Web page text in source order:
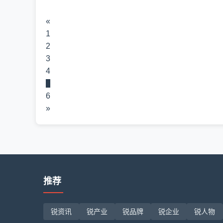
«
1
2
3
4
6
»
推荐
锐资讯 锐产业 锐品牌 锐企业 锐人物